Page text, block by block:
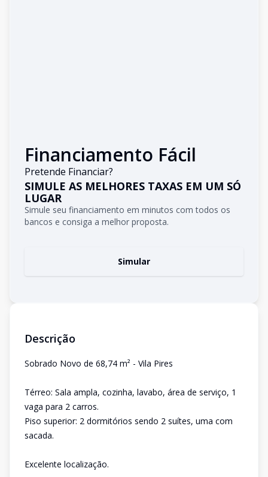
Financiamento Fácil
Pretende Financiar?
SIMULE AS MELHORES TAXAS EM UM SÓ
LUGAR
Simule seu financiamento em minutos com todos os
bancos e consiga a melhor proposta.
Simular
Descrição
Sobrado Novo de 68,74 m² - Vila Pires
Térreo: Sala ampla, cozinha, lavabo, área de serviço, 1
vaga para 2 carros.
Piso superior: 2 dormitórios sendo 2 suítes, uma com
sacada.
Excelente localização.